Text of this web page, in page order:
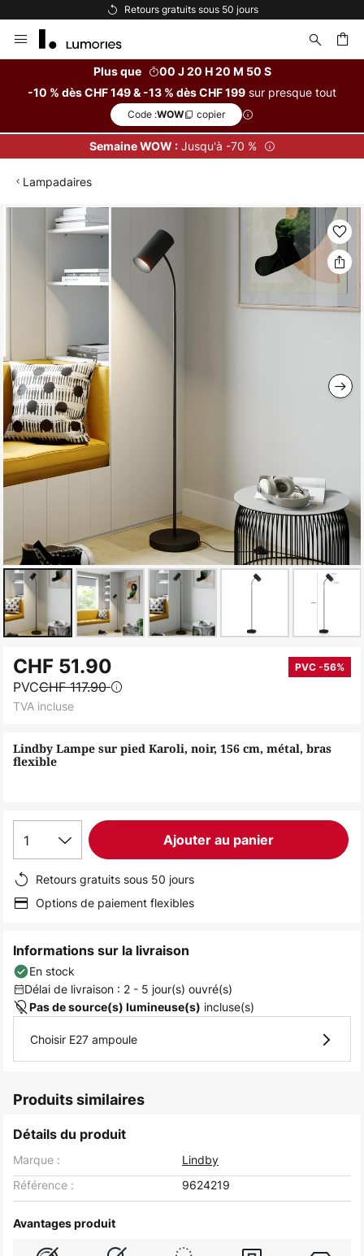
Allez
au
Plus que
00 J 20 H 20 M 49 S
-10 % dès CHF 149 & -13 % dès CHF 199 sur presque tout
Code :WOW copier
Semaine WOW :Jusqu'à -70 %
Lampadaires
gallery
to
the
beginning
the
images
Lindby Lampe sur pied Karoli, noir, 156 cm, métal, bras
flexible
CHF 51.90 PVC -56%
PVCCHF 117.90
TVA incluse
1 Ajouter au panier
Retours gratuits sous 50 jours
Options de paiement flexibles
Informations sur la livraison
En stock
Délai de livraison : 2 - 5 jour(s) ouvré(s)
Pas de source(s) lumineuse(s) incluse(s)
Choisir E27 ampoule
Produits similaires
Détails du produit
Marque :
Lindby
Référence :
9624219
Avantages produit